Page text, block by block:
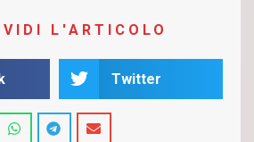
L'ARTICOLO
Twitter